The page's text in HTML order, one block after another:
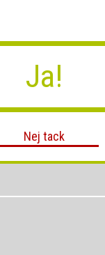
Ja!
Nej tack